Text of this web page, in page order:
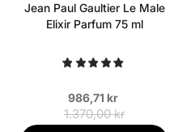
Jean Paul Gaultier Le Male
Elixir Parfum 75 ml
986,71 kr
1.370,00 kr